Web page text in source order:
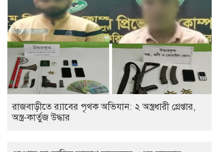
রাজবাড়ীতে র‌্যাবের পৃথক অভিযান: ২ অস্ত্রধারী গ্রেপ্তার,
অস্ত্র-কার্তুজ উদ্ধার